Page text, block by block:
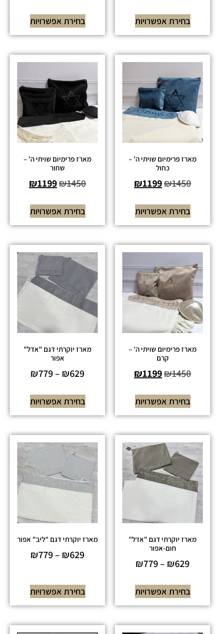
בחירת אפשרויות בחירת אפשרויות
מארז פרימיום שויתי ה' –
כחול
₪1450
₪1199
בחירת אפשרויות
מארז פרימיום שויתי ה' –
שחור
₪1450
₪1199
בחירת אפשרויות
מארז פרימיום שויתי ה' –
קרם
₪1450
₪1199
בחירת אפשרויות
מארז יוקרתי דגם "אדל"
אפור
₪629
–
₪779
בחירת אפשרויות
מארז יוקרתי דגם "אדל"
חום-אפור
₪629
–
₪779
בחירת אפשרויות
מארז יוקרתי דגם "ליב" אפור
₪629
–
₪779
בחירת אפשרויות